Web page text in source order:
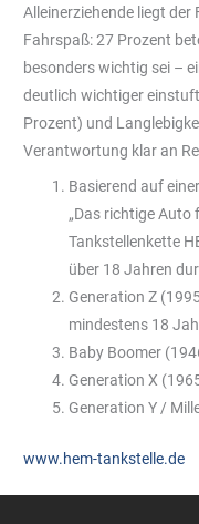
Alleinerziehende liegt der
Fahrspaß: 27 Prozent
besonders wichtig sei –
deutlich wichtiger
Prozent) und
Verantwortung klar an
Basierend auf
„Das richtige Auto
Tankstellenkette
über 18 Jahren
Generation Z
mindestens 18
Baby Boomer
Generation X
Generation Y /
www.hem-tankstelle.de